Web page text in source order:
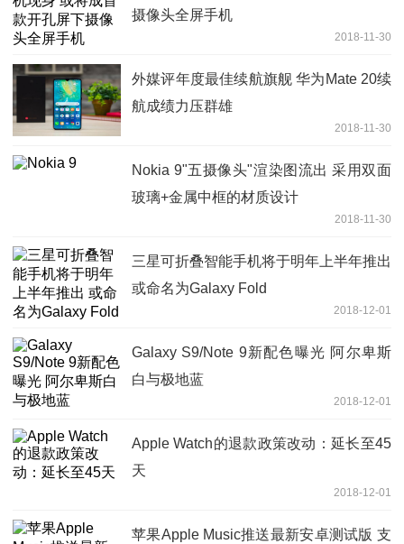
摄像头全屏手机
2018-11-30
外媒评年度最佳续航旗舰 华为Mate 20续
航成绩力压群雄
2018-11-30
Nokia 9"五摄像头"渲染图流出 采用双面
玻璃+金属中框的材质设计
2018-11-30
三星可折叠智能手机将于明年上半年推出
或命名为Galaxy Fold
2018-12-01
Galaxy S9/Note 9新配色曝光 阿尔卑斯
白与极地蓝
2018-12-01
Apple Watch的退款政策改动：延长至45
天
2018-12-01
苹果Apple Music推送最新安卓测试版 支